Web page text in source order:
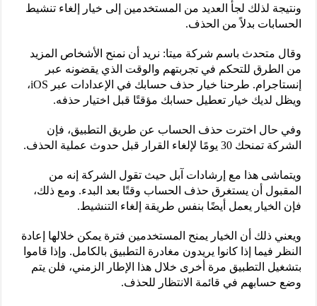
ونتيجة لذلك لجأ العديد من المستخدمين إلى خيار إلغاء تنشيط
الحسابات بدلاً من الحذف.
وقال متحدث باسم شركة ميتا: نريد أن نمنح الأشخاص المزيد
من الطرق للتحكم في تجربتهم والوقت الذي يقضونه عبر
إنستاجرام. طرحنا خيار حذف حسابك في الإعدادات عبر iOS،
ويظل لديك خيار تعطيل حسابك مؤقتًا قبل اختيار حذفه.
وفي حال اخترت حذف الحساب عن طريق التطبيق، فإن
الشركة تمنحك 30 يومًا لإلغاء القرار قبل حدوث عملية الحذف.
ويتماشى هذا مع إرشادات آبل حيث تقول الشركة إنه من
المقبول أن يستغرق حذف الحساب وقتًا بعد البدء. ومع ذلك،
فإن الخيار يعمل أيضًا بنفس طريقة إلغاء التنشيط.
ويعني ذلك أن الخيار يمنح المستخدمين فترة يمكن خلالها إعادة
النظر فيما إذا كانوا يريدون مغادرة التطبيق بالكامل. وإذا قاموا
بتشغيل التطبيق مرة أخرى خلال هذا الإطار الزمني، فلن يتم
وضع حسابهم في قائمة الانتظار للحذف.